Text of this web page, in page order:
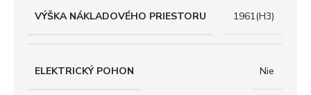
VÝŠKA NÁKLADOVÉHO PRIESTORU 1961(H3)
ELEKTRICKÝ POHON Nie